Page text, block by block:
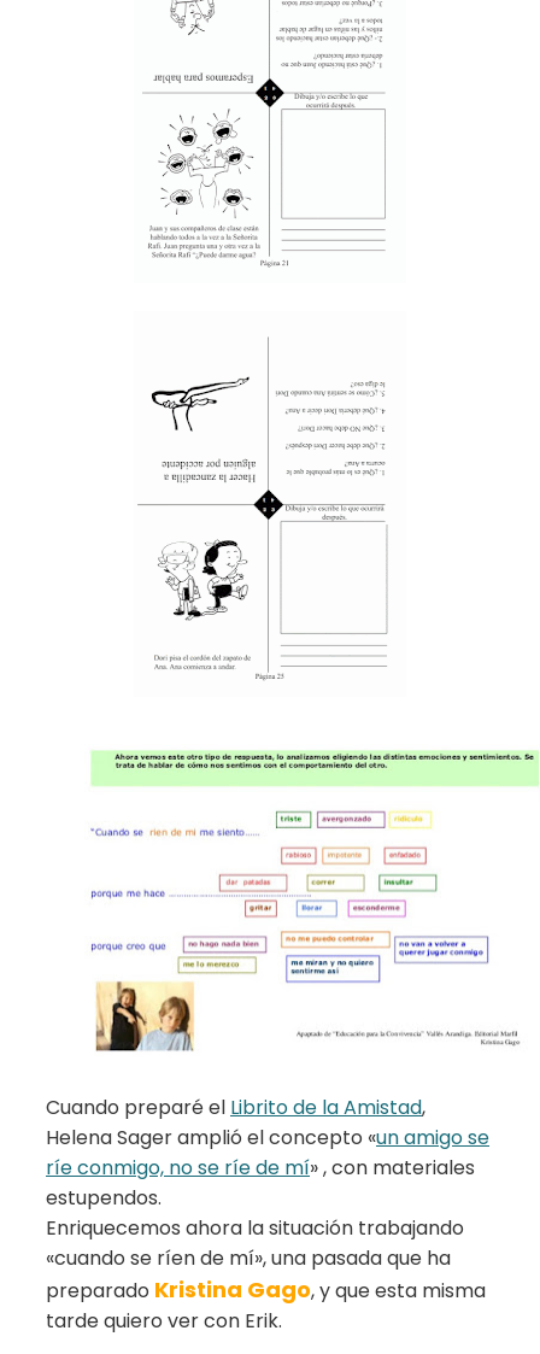
Cuando preparé el Librito de la Amistad,
Helena Sager amplió el concepto «un amigo se
ríe conmigo, no se ríe de mí» , con materiales
estupendos.
Enriquecemos ahora la situación trabajando
«cuando se ríen de mí», una pasada que ha
preparado Kristina Gago, y que esta misma
tarde quiero ver con Erik.